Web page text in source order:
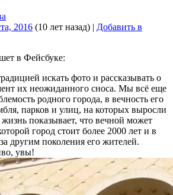
2016 (10 лет назад) | Добавить в
в Фейсбуке:
искать фото и рассказывать о
их неожиданного сноса. Мы всё еще
родного города, в вечность его
парков и улиц, на которых выросли
показывает, что вечной может
город стоит более 2000 лет и в
другим поколения его жителей.
увы!